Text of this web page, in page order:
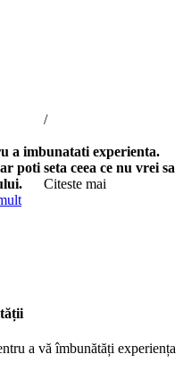
/
a imbunatati experienta.
poti seta ceea ce nu vrei sa
Citeste mai
a vă îmbunătăți experiența